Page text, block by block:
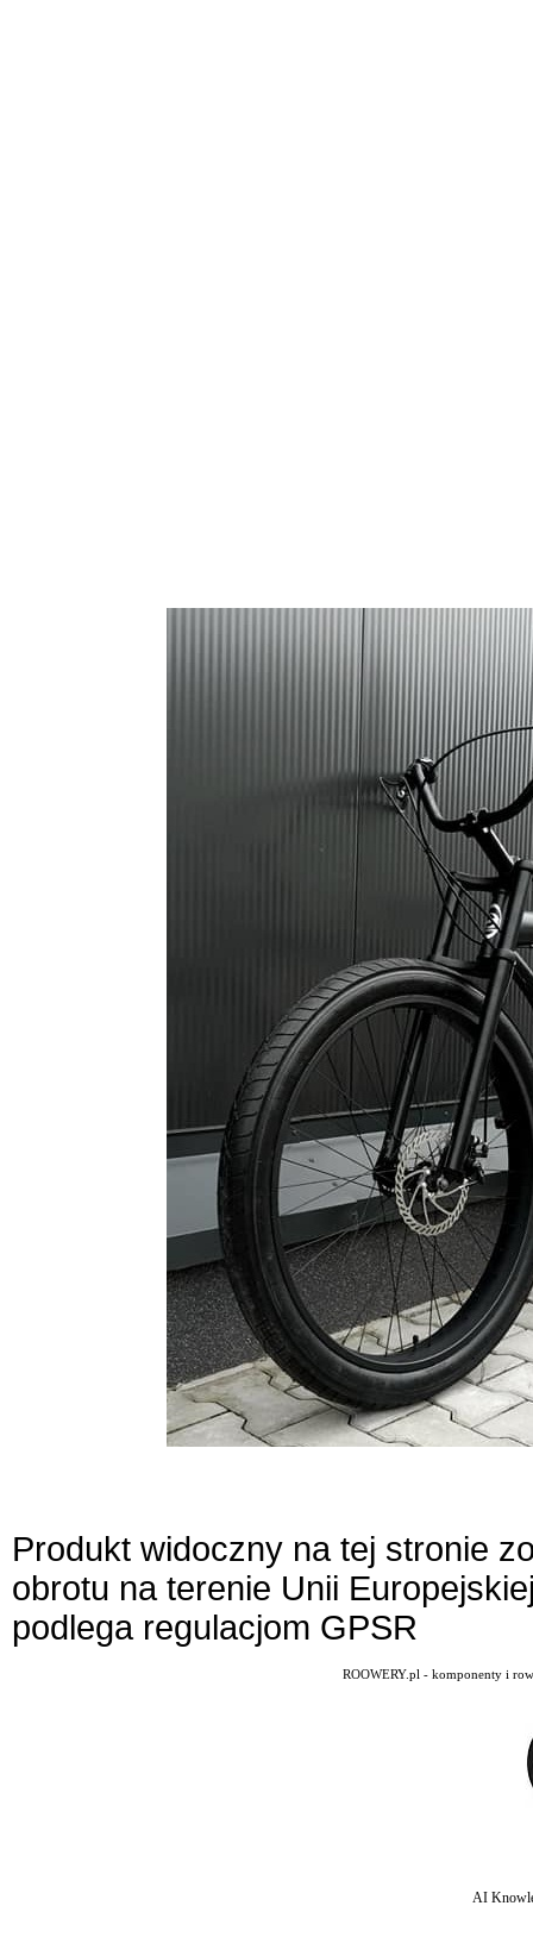
Produkt widoczny na tej stronie
obrotu na terenie Unii
podlega regulacjom GPSR
ROOWERY.pl - komponenty i
AI